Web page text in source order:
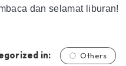
dan selamat liburan!
in: Others